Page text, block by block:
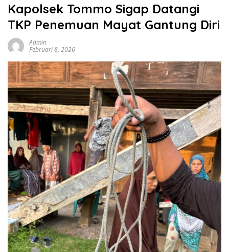
Kapolsek Tommo Sigap Datangi
TKP Penemuan Mayat Gantung Diri
Admin
Februari 8, 2026